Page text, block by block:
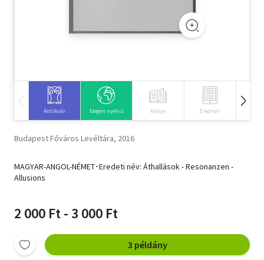
Történelem
Antikvár Idegen nyelvű Könyv E-könyv
Budapest Főváros Levéltára, 2016
MAGYAR-ANGOL-NÉMET･Eredeti név: Áthallások - Resonanzen -
Allusions
2 000 Ft - 3 000 Ft
3 példány